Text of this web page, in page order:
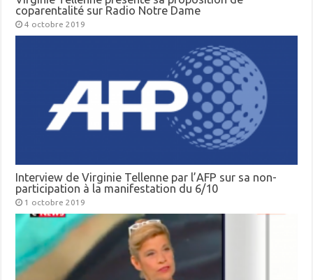
coparentalité sur Radio Notre Dame
4 octobre 2019
Interview de Virginie Tellenne par l’AFP sur sa non-
participation à la manifestation du 6/10
1 octobre 2019